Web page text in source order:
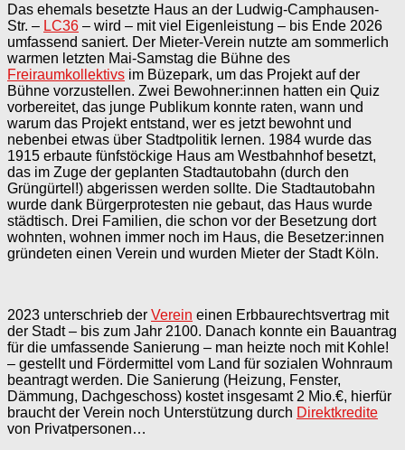
Das ehemals besetzte Haus an der Ludwig-Camphausen-
Str. – LC36 – wird – mit viel Eigenleistung – bis Ende 2026
umfassend saniert. Der Mieter-Verein nutzte am sommerlich
warmen letzten Mai-Samstag die Bühne des
Freiraumkollektivs im Büzepark, um das Projekt auf der
Bühne vorzustellen. Zwei Bewohner:innen hatten ein Quiz
vorbereitet, das junge Publikum konnte raten, wann und
warum das Projekt entstand, wer es jetzt bewohnt und
nebenbei etwas über Stadtpolitik lernen. 1984 wurde das
1915 erbaute fünfstöckige Haus am Westbahnhof besetzt,
das im Zuge der geplanten Stadtautobahn (durch den
Grüngürtel!) abgerissen werden sollte. Die Stadtautobahn
wurde dank Bürgerprotesten nie gebaut, das Haus wurde
städtisch. Drei Familien, die schon vor der Besetzung dort
wohnten, wohnen immer noch im Haus, die Besetzer:innen
gründeten einen Verein und wurden Mieter der Stadt Köln.
2023 unterschrieb der Verein einen Erbbaurechtsvertrag mit
der Stadt – bis zum Jahr 2100. Danach konnte ein Bauantrag
für die umfassende Sanierung – man heizte noch mit Kohle!
– gestellt und Fördermittel vom Land für sozialen Wohnraum
beantragt werden. Die Sanierung (Heizung, Fenster,
Dämmung, Dachgeschoss) kostet insgesamt 2 Mio.€, hierfür
braucht der Verein noch Unterstützung durch Direktkredite
von Privatpersonen…